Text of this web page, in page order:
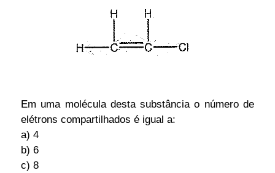
Em uma molécula desta substância o número de
elétrons compartilhados é igual a:
a) 4
b) 6
c) 8